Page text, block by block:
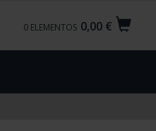
0,00 €
0 ELEMENTOS